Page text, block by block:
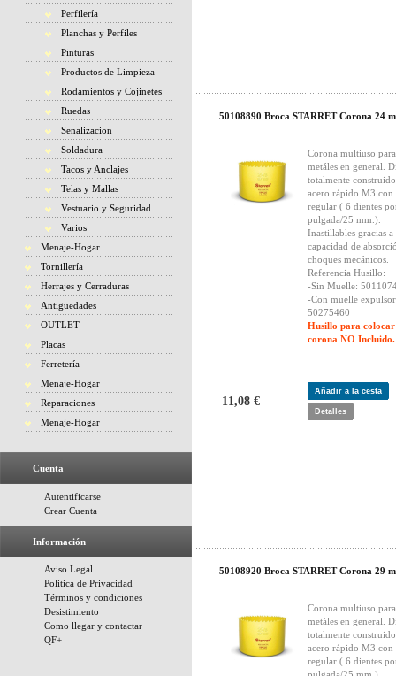
Perfilería
Planchas y Perfiles
Pinturas
Productos de Limpieza
Rodamientos y Cojinetes
Ruedas
Senalizacion
Soldadura
Tacos y Anclajes
Telas y Mallas
Vestuario y Seguridad
Varios
Menaje-Hogar
Tornillería
Herrajes y Cerraduras
Antigüedades
OUTLET
Placas
Ferretería
Menaje-Hogar
Reparaciones
Menaje-Hogar
Cuenta
Autentificarse
Crear Cuenta
Información
Aviso Legal
Politica de Privacidad
Términos y condiciones
Desistimiento
Como llegar y contactar
QF+
50108890 Broca STARRET Corona 24
Corona multiuso para
metáles en general.
totalmente
acero rápido M3 con
regular ( 6 dientes
pulgada/25 mm.).
Inastillables gracias a
capacidad de
choques mecánicos.
Referencia Husillo:
-Sin Muelle:
-Con muelle
50275460
Husillo para
corona NO Incluido.
11,08 €
Añadir a la cesta
Detalles
50108920 Broca STARRET Corona 29
Corona multiuso para
metáles en general.
totalmente
acero rápido M3 con
regular ( 6 dientes